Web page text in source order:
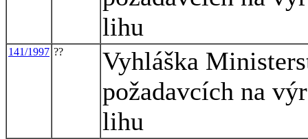
lihu
141/1997 ??
Vyhláška
požadavcích na
lihu